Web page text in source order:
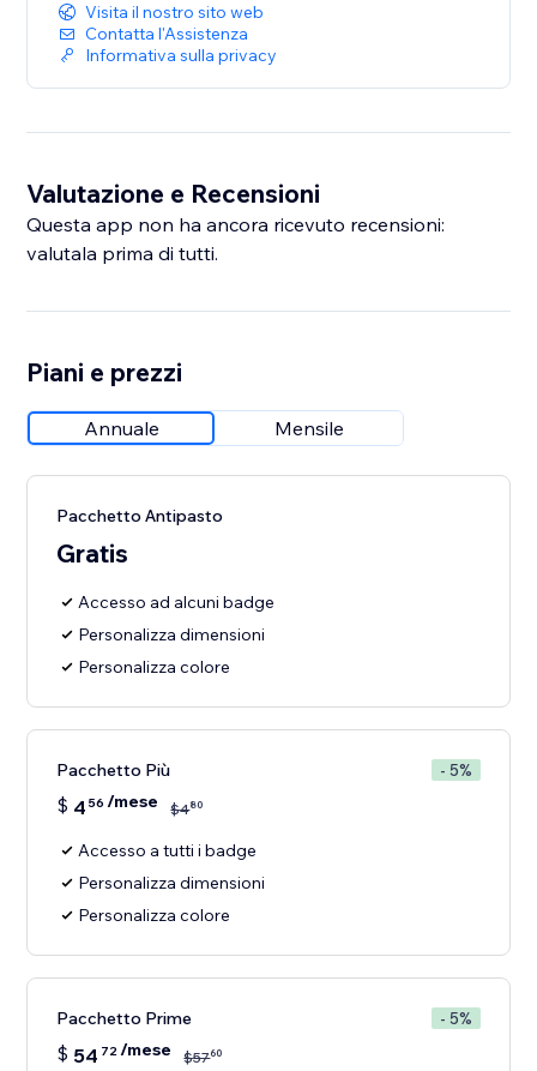
Visita il nostro sito web
Contatta l'Assistenza
Informativa sulla privacy
Valutazione e Recensioni
Questa app non ha ancora ricevuto recensioni:
valutala prima di tutti.
Piani e prezzi
Annuale Mensile
Pacchetto Antipasto
Gratis
Accesso ad alcuni badge
Personalizza dimensioni
Personalizza colore
Pacchetto Più - 5%
$ 4 56 /mese $480
Accesso a tutti i badge
Personalizza dimensioni
Personalizza colore
Pacchetto Prime - 5%
$ 54 72/mese $5760